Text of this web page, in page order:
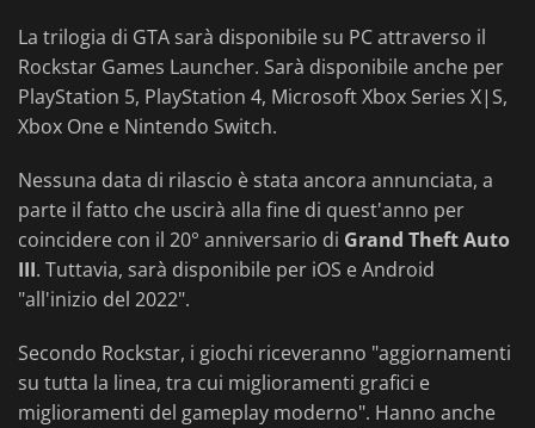
La trilogia di GTA sarà disponibile su PC attraverso il
Rockstar Games Launcher. Sarà disponibile anche per
PlayStation 5, PlayStation 4, Microsoft Xbox Series X|S,
Xbox One e Nintendo Switch.
Nessuna data di rilascio è stata ancora annunciata, a
parte il fatto che uscirà alla fine di quest'anno per
coincidere con il 20° anniversario di Grand Theft Auto
III. Tuttavia, sarà disponibile per iOS e Android
"all'inizio del 2022".
Secondo Rockstar, i giochi riceveranno "aggiornamenti
su tutta la linea, tra cui miglioramenti grafici e
miglioramenti del gameplay moderno". Hanno anche